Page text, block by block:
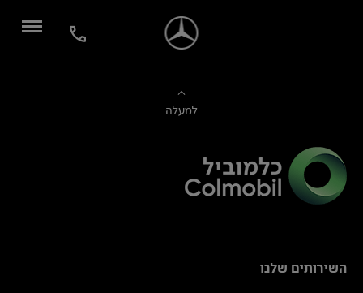
למעלה
השירותים שלנו